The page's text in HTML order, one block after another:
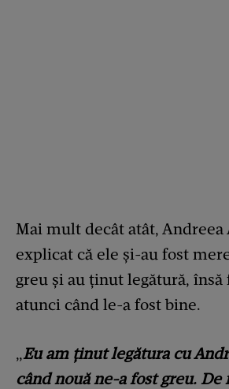
Mai mult decât atât, Andreea
explicat că ele și-au fost
greu și au ținut legătură, însă
atunci când le-a fost bine.
„Eu am ținut legătura cu
când nouă ne-a fost greu. De